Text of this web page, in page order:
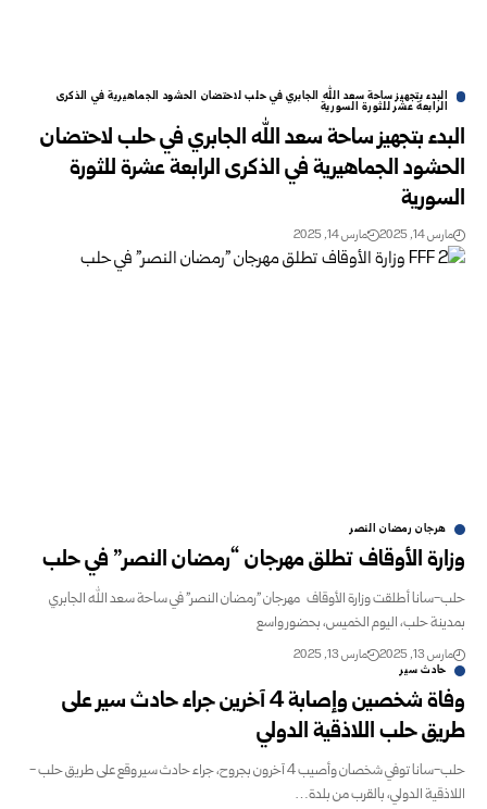
البدء بتجهيز ساحة سعد الله الجابري في حلب لاحتضان الحشود الجماهيرية في الذكرى
الرابعة عشر للثورة السورية
البدء بتجهيز ساحة سعد الله الجابري في حلب لاحتضان
الحشود الجماهيرية في الذكرى الرابعة عشرة للثورة
السورية
مارس 14, 2025 مارس 14, 2025
هرجان رمضان النصر
وزارة الأوقاف تطلق مهرجان “رمضان النصر” في حلب
حلب-سانا أطلقت وزارة الأوقاف مهرجان "رمضان النصر" في ساحة سعد الله الجابري
بمدينة حلب، اليوم الخميس، بحضور واسع
مارس 13, 2025 مارس 13, 2025
حادث سير
وفاة شخصين وإصابة 4 آخرين جراء حادث سير على
طريق حلب ‏اللاذقية ‏الدولي
حلب-سانا توفي شخصان وأصيب 4 آخرون بجروح، جراء حادث سير وقع على ‏طريق ‏حلب -
اللاذقية الدولي، بالقرب من بلدة…